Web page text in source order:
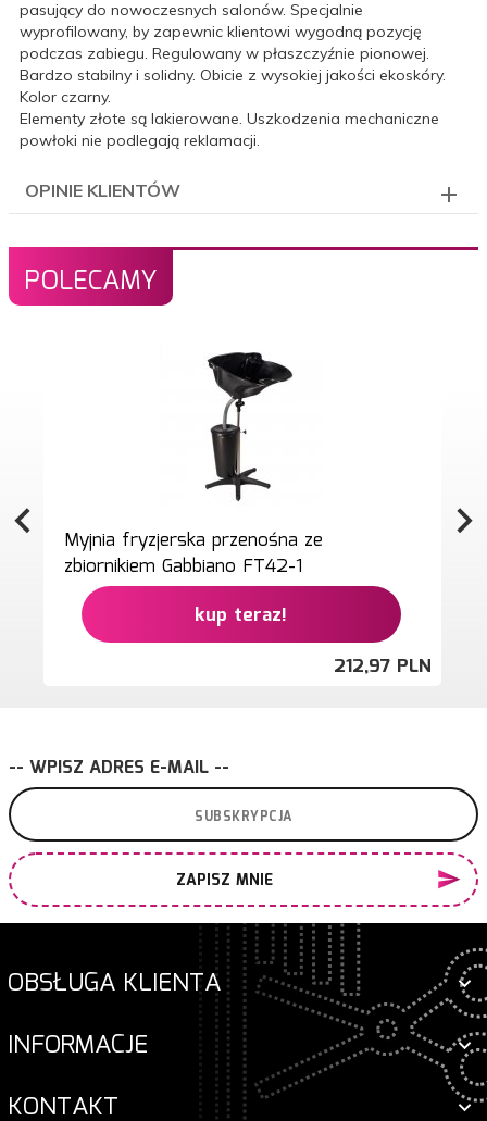
pasujący do nowoczesnych salonów. Specjalnie
wyprofilowany, by zapewnic klientowi wygodną pozycję
podczas zabiegu. Regulowany w płaszczyźnie pionowej.
Bardzo stabilny i solidny. Obicie z wysokiej jakości ekoskóry.
Kolor czarny.
Elementy złote są lakierowane. Uszkodzenia mechaniczne
powłoki nie podlegają reklamacji.
OPINIE KLIENTÓW
POLECAMY
Myjnia fryzjerska przenośna ze
zbiornikiem Gabbiano FT42-1
kup teraz!
212,97 PLN
-- WPISZ ADRES E-MAIL --
ZAPISZ MNIE
OBSŁUGA KLIENTA
INFORMACJE
KONTAKT